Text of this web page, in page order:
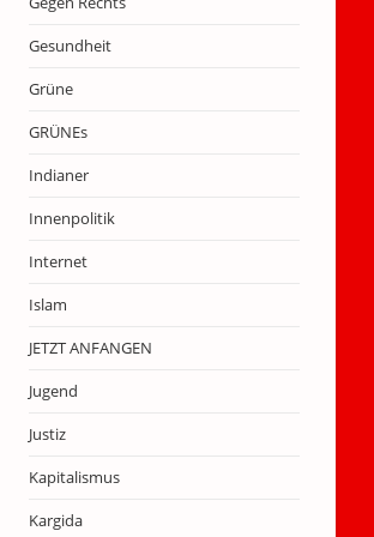
Gesundheit
Grüne
GRÜNEs
Indianer
Innenpolitik
Internet
Islam
JETZT ANFANGEN
Jugend
Justiz
Kapitalismus
Kargida